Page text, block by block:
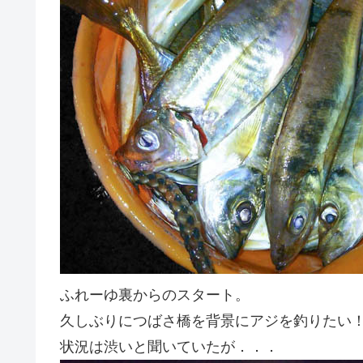
ふれーゆ裏からのスタート。
久しぶりにつばさ橋を背景にアジを釣りたい
状況は渋いと聞いていたが．．．